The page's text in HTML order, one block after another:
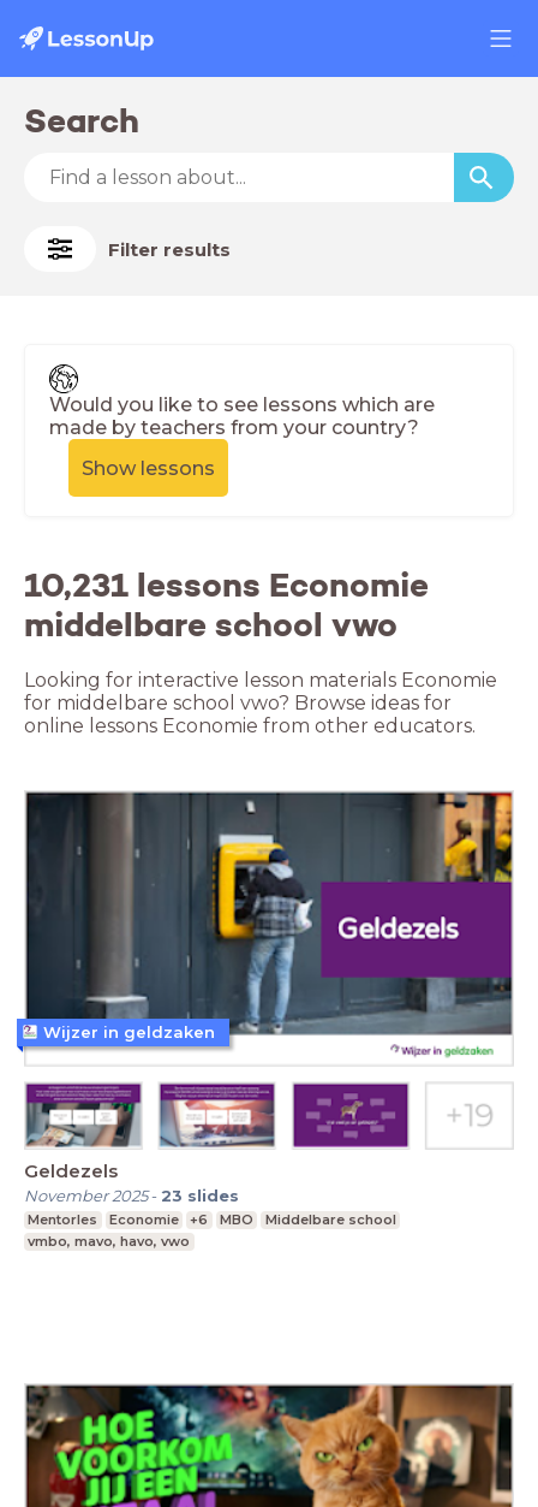
Search
Filter results
Would you like to see lessons which are
made by teachers from your country?
Show lessons
10,231 lessons Economie
middelbare school vwo
Looking for interactive lesson materials Economie
for middelbare school vwo? Browse ideas for
online lessons Economie from other educators.
Geldezels
November 2025- 23 slides
Mentorles Economie +6 MBO
Middelbare school
vmbo, mavo, havo, vwo
Wijzer in geldzaken